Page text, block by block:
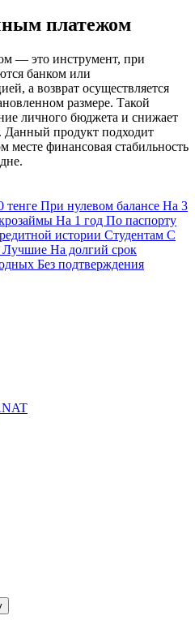
платежом
— это инструмент, при
банком или
а возврат осуществляется
размере. Такой
личного бюджета и снижает
Данный продукт подходит
месте финансовая стабильность
тенге При нулевом балансе На 3
На 1 год По паспорту
истории Студентам С
Лучшие На долгий срок
Без подтверждения